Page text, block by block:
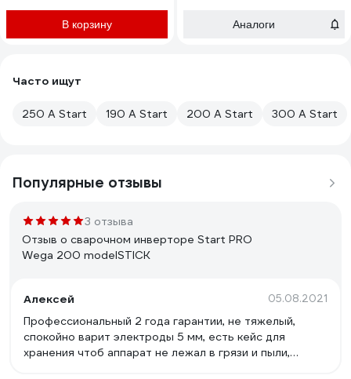
В корзину Аналоги
Часто ищут
250 А Start 190 А Start 200 А Start 300 А Start
Популярные отзывы
3 отзыва
Отзыв о сварочном инверторе Start PRO
Wega 200 modelSTICK
Алексей 05.08.2021
Профессиональный 2 года гарантии, не тяжелый,
спокойно варит электроды 5 мм, есть кейс для
хранения чтоб аппарат не лежал в грязи и пыли,